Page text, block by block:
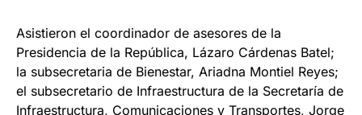
Asistieron el coordinador de asesores de la
Presidencia de la República, Lázaro Cárdenas Batel;
la subsecretaria de Bienestar, Ariadna Montiel Reyes;
el subsecretario de Infraestructura de la Secretaría de
Infraestructura, Comunicaciones y Transportes, Jorge